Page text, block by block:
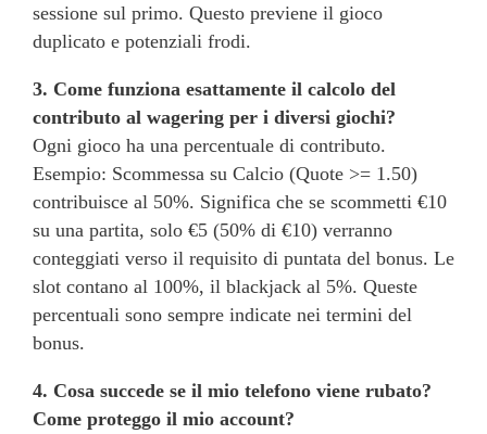
sessione sul primo. Questo previene il gioco
duplicato e potenziali frodi.
3. Come funziona esattamente il calcolo del
contributo al wagering per i diversi giochi?
Ogni gioco ha una percentuale di contributo.
Esempio: Scommessa su Calcio (Quote >= 1.50)
contribuisce al 50%. Significa che se scommetti €10
su una partita, solo €5 (50% di €10) verranno
conteggiati verso il requisito di puntata del bonus. Le
slot contano al 100%, il blackjack al 5%. Queste
percentuali sono sempre indicate nei termini del
bonus.
4. Cosa succede se il mio telefono viene rubato?
Come proteggo il mio account?